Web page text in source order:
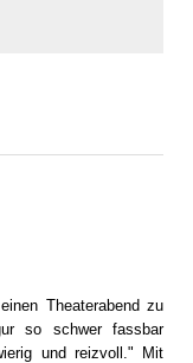
Theaterabend zu
so schwer fassbar
und reizvoll." Mit